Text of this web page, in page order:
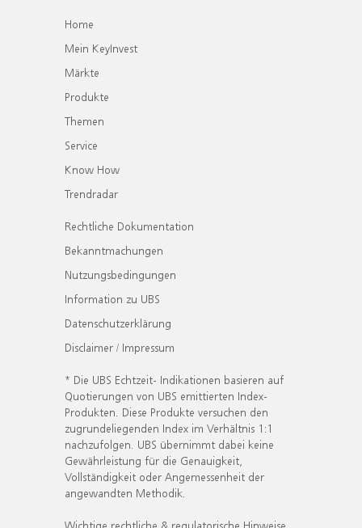
Home
Mein KeyInvest
Märkte
Produkte
Themen
Service
Know How
Trendradar
Rechtliche Dokumentation
Bekanntmachungen
Nutzungsbedingungen
Information zu UBS
Datenschutzerklärung
Disclaimer / Impressum
* Die UBS Echtzeit- Indikationen basieren auf
Quotierungen von UBS emittierten Index-
Produkten. Diese Produkte versuchen den
zugrundeliegenden Index im Verhältnis 1:1
nachzufolgen. UBS übernimmt dabei keine
Gewährleistung für die Genauigkeit,
Vollständigkeit oder Angemessenheit der
angewandten Methodik.